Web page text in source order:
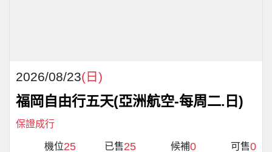
2026/08/23(日)
福岡自由行五天(亞洲航空-每周二.日)
保證成行
機位25 已售25 候補0 可售0